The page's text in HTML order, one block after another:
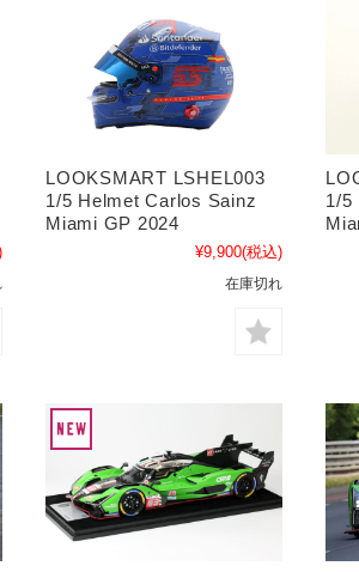
LOOKSMART LSHEL003
1/5 Helmet Carlos Sainz
Miami GP 2024
¥9,900(税込)
在庫切れ
1/5